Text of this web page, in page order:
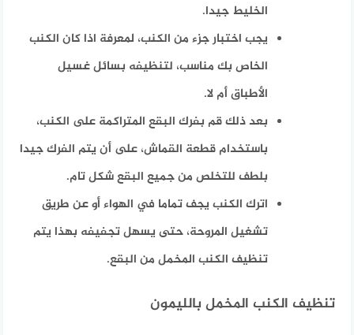
الخليط جيدا.
يجب اختبار جزء من الكنب، لمعرفة اذا كان الكنب
الخاص بك مناسب، لتنظيفه بسائل غسيل
الأطباق أم لا.
بعد ذلك قم بفرك البقع المتراكمة على الكنب،
باستخدام قطعة القماش، على أن يتم الفرك جيدا
بلطف للتخلص من جميع البقع شكل تام.
اترك الكنب يجف تماما في الهواء أو عن طريق
تشغيل المروحة، حتى يسهل تجفيفه بهذا يتم
تنظيف الكنب المخمل من البقع.
تنظيف الكنب المخمل بالليمون